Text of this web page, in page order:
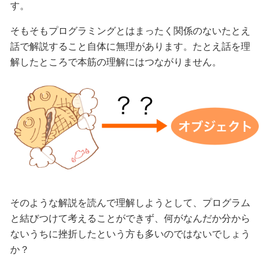
す。
そもそもプログラミングとはまったく関係のないたとえ
話で解説すること自体に無理があります。たとえ話を理
解したところで本筋の理解にはつながりません。
そのような解説を読んで理解しようとして、プログラム
と結びつけて考えることができず、何がなんだか分から
ないうちに挫折したという方も多いのではないでしょう
か？